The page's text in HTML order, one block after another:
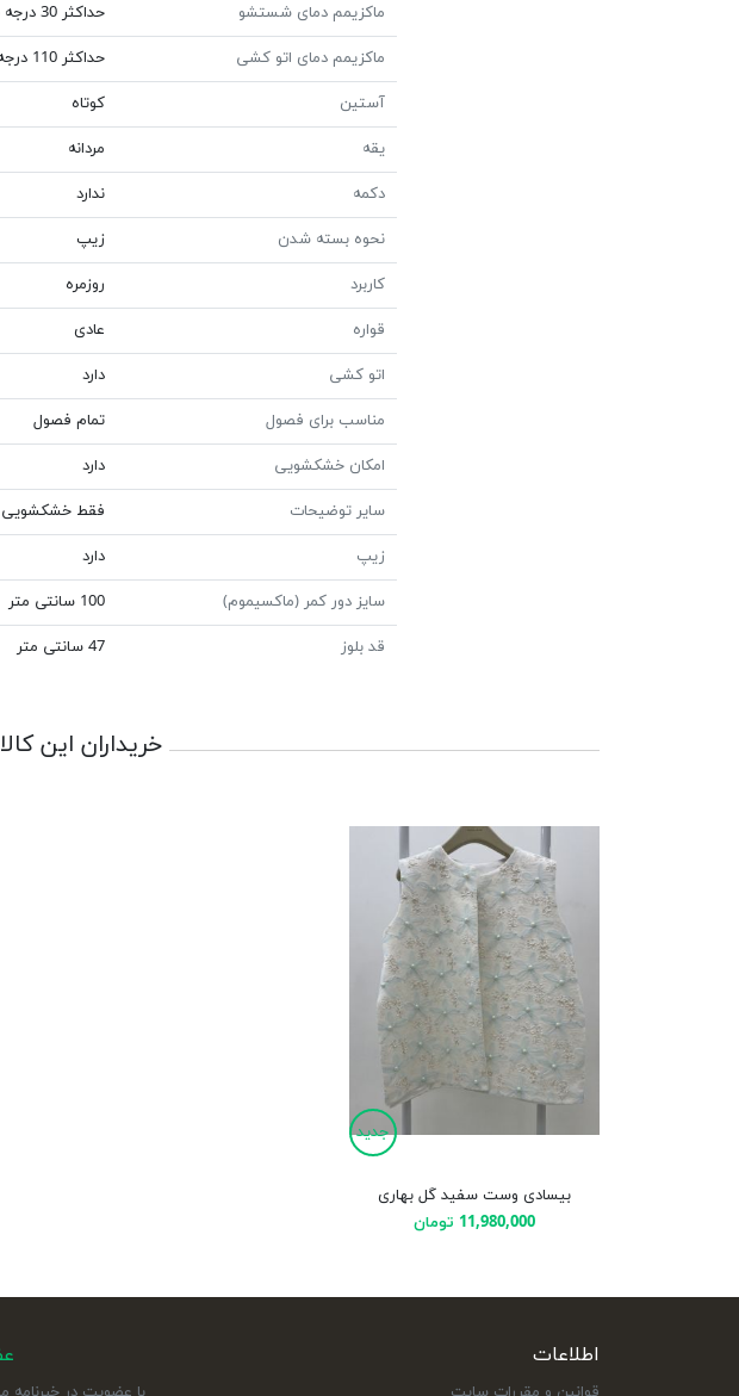
ماکزیمم دمای شستشو حداکثر 30 درجه سانتی‌گراد
ماکزیمم دمای اتو کشی حداکثر 110 درجه سانتی‌گراد
آستین کوتاه
یقه مردانه
دکمه ندارد
نحوه بسته شدن زیپ
کاربرد روزمره
قواره عادی
اتو کشی دارد
مناسب برای فصول تمام فصول
امکان خشکشویی دارد
سایر توضیحات فقط خشکشویی
زیپ دارد
سایز دور کمر (ماکسیموم) 100 سانتی متر
قد بلوز 47 سانتی متر
خریداران این
جدید
بیسادی وست سفید گل بهاری
11,980,000 تومان
اطلاعات